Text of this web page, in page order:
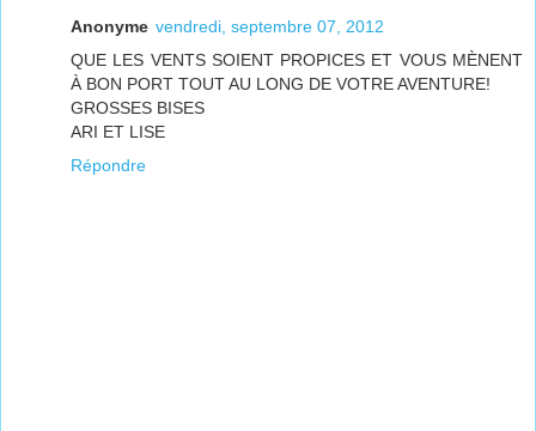
Anonyme vendredi, septembre 07, 2012
QUE LES VENTS SOIENT PROPICES ET VOUS MÈNENT
À BON PORT TOUT AU LONG DE VOTRE AVENTURE!
GROSSES BISES
ARI ET LISE
Répondre